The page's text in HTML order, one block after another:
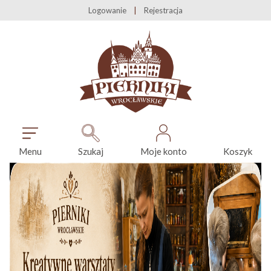
Logowanie Rejestracja
Menu Szukaj Moje konto Koszyk